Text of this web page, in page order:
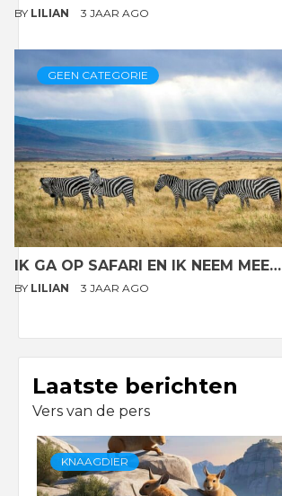
BY LILIAN 3 JAAR AGO
GEEN CATEGORIE
IK GA OP SAFARI EN IK NEEM MEE…
BY LILIAN 3 JAAR AGO
Laatste berichten
Vers van de pers
KNAAGDIER